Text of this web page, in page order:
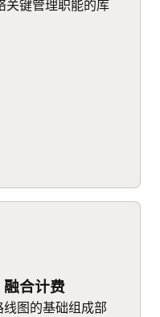
关键管理职能的库
合计费
线图的基础组成部